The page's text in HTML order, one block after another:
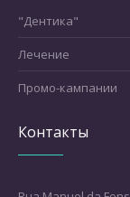
"Дентика"
Лечение
Промо-кампании
Контакты